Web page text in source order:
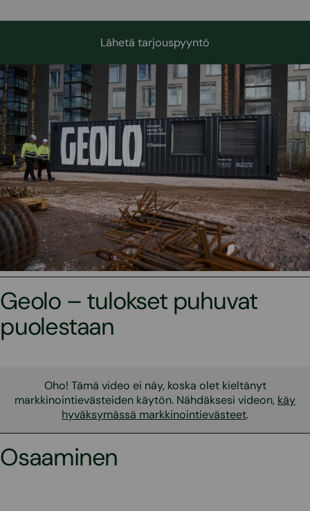
Lähetä tarjouspyyntö
Geolo – tulokset puhuvat
puolestaan
Oho! Tämä video ei näy, koska olet kieltänyt
markkinointievästeiden käytön. Nähdäksesi videon, käy
hyväksymässä markkinointievästeet.
Osaaminen